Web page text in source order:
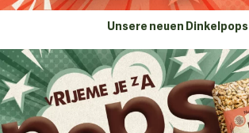
Unsere neuen Dinkelpops